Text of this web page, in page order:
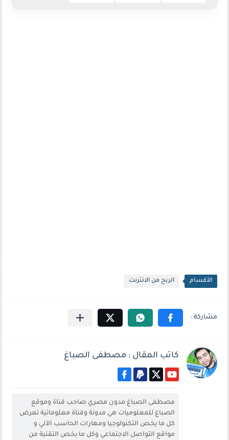
الأقسام الربح من الانترنت
كاتب المقال : مصطفى الصباغ
مصطفى الصباغ مدون مصري صاحب قناة وموقع
الصباغ للمعلوميات هي مدونة وقناة معلوماتية تعرض
كل ما يخص التكنولوجيا ومهارات الحاسب الآلي و
مواقع التواصل الاجتماعي وكل ما يخص التقنية من